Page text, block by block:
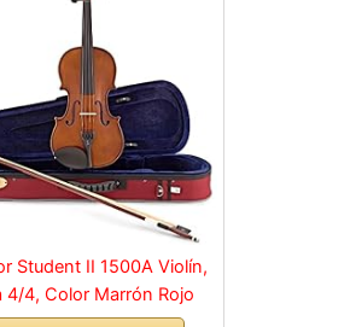
Student II 1500A Violín,
4/4, Color Marrón Rojo